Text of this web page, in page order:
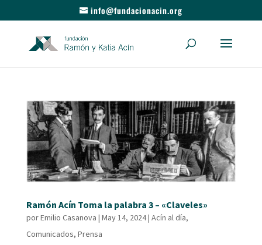
info@fundacionacin.org
Ramón Acín Toma la palabra 3 – «Claveles»
porEmilio Casanova | May 14, 2024| Acín al día,
Comunicados, Prensa